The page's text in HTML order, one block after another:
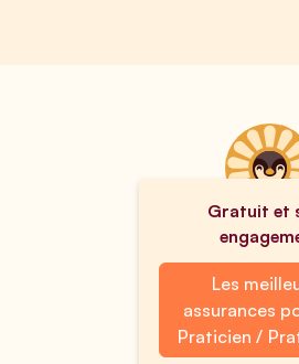
Gratuit et
Les
assurances
Praticien /